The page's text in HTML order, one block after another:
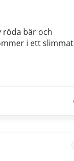
röda bär och
i ett slimmat